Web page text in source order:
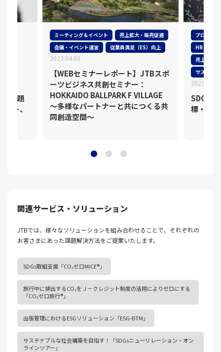
課題
ト、
ミーティング＆イベント
売上拡大・販売促進
会議・イベント運営
従業員満足（ES）向上
2023.04.03
【WEBセミナーレポート】JTBスポ
ーツビジネス共創セミナー：
HOKKAIDO BALLPARK F VILLAGE
～多様なパートナーと共につくる共
同創造空間～
プロモー
HR（
売上拡大
サステナ
2023.02.17
SDGs、
標・業
関連サービス・ソリューション
JTBでは、様々なソリューションを組み合わせることで、それぞれの
お客さまにあった課題解決⽅法をご提案いたします。
SDGs取組支援「CO₂ゼロMICE®」
旅行中に排出するCO₂をＪ－クレジット制度の活用によりゼロにする
「CO₂ゼロ旅行®」
出張管理におけるESGソリューション「ESG-BTM」
サステナブルな社会構築を目指す！「SDGsニューリレーション・オン
ラインツアー」